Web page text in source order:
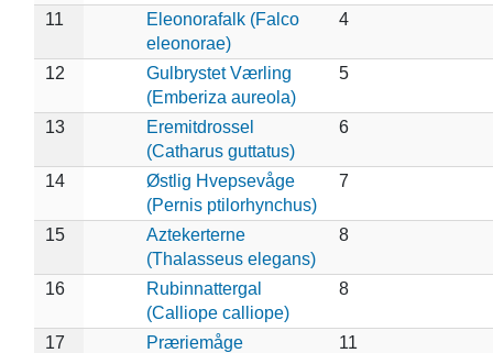
11
Eleonorafalk (Falco
eleonorae)
4
12
Gulbrystet Værling
(Emberiza aureola)
5
13
Eremitdrossel
(Catharus guttatus)
6
14
Østlig Hvepsevåge
(Pernis ptilorhynchus)
7
15
Aztekerterne
(Thalasseus elegans)
8
16
Rubinnattergal
(Calliope calliope)
8
17
Præriemåge
11